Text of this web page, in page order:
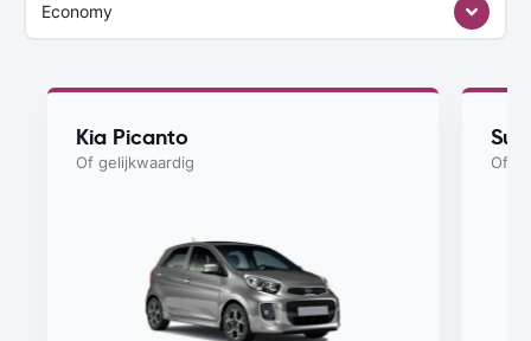
Economy
Kia Picanto
Of gelijkwaardig Of